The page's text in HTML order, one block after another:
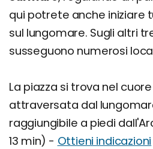
qui potrete anche iniziare
sul lungomare. Sugli altri
susseguono numerosi
La piazza si trova nel
attraversata dal
raggiungibile a piedi
13 min) - Ottieni indicazioni